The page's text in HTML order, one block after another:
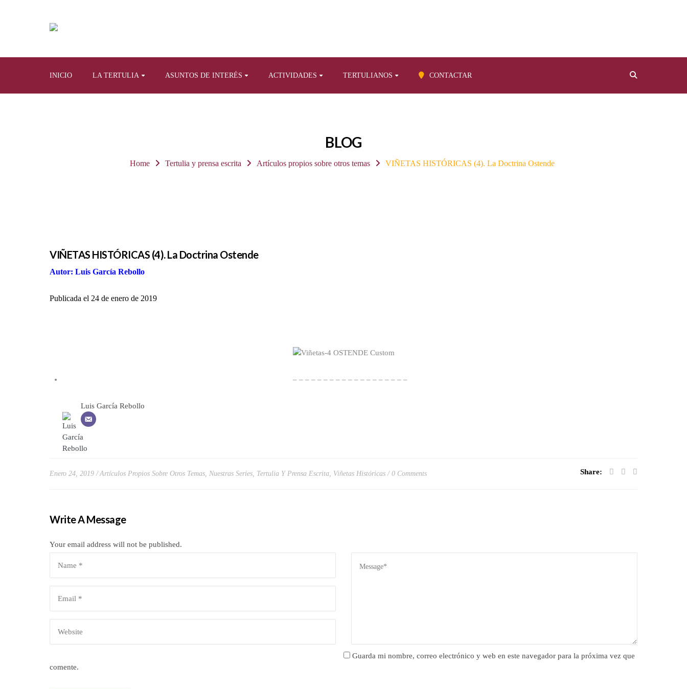
INICIO LA TERTULIA ASUNTOS DE INTERÉS ACTIVIDADES TERTULIANOS CONTACTAR
BLOG
Home Tertulia y prensa escrita Artículos propios sobre otros temas VIÑETAS HISTÓRICAS (4). La Doctrina Ostende
VIÑETAS HISTÓRICAS (4). La Doctrina Ostende
Autor: Luis García Rebollo
Publicada el 24 de enero de 2019
– – – – – – – – – – – – – – – – – – –
Luis García Rebollo
Enero 24, 2019 Artículos Propios Sobre Otros Temas, Nuestras Series, Tertulia Y Prensa Escrita, Viñetas Históricas 0 Comments Share:
Write A Message
Your email address will not be published.
Guarda mi nombre, correo electrónico y web en este navegador para la próxima vez que
comente.